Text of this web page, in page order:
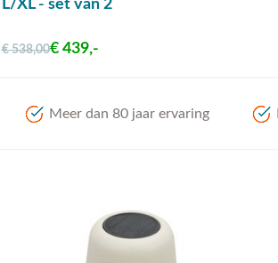
L/XL - set van 2
€ 538,00€ 439,-
Meer dan 80 jaar ervaring